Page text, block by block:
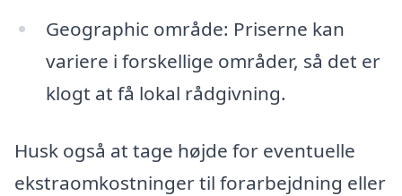
Geographic område: Priserne kan
variere i forskellige områder, så det er
klogt at få lokal rådgivning.
Husk også at tage højde for eventuelle
ekstraomkostninger til forarbejdning eller